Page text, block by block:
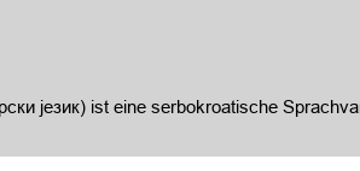
језик) ist eine serbokroatische